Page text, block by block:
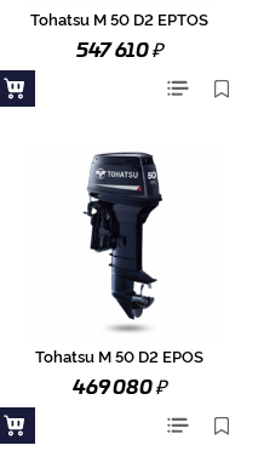
Tohatsu M 50 D2 EPTOS
547 610₽
Tohatsu M 50 D2 EPOS
469 080₽